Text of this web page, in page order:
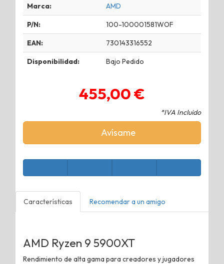
Marca: AMD
P/N: 100-100001581WOF
EAN: 730143316552
Disponibilidad: Bajo Pedido
455,00 €
*IVA Incluido
Avísame
Características Recomendar a un amigo
AMD Ryzen 9 5900XT
Rendimiento de alta gama para creadores y jugadores